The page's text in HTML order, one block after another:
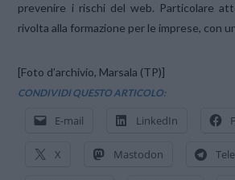
prevenire i rischi del web. Particolare
rivolta alla formazione per le imprese, con
[Foto d’archivio, Marsala (TP)]
CONDIVIDI QUESTO ARTICOLO:
E-mail LinkedIn
X Mastodon